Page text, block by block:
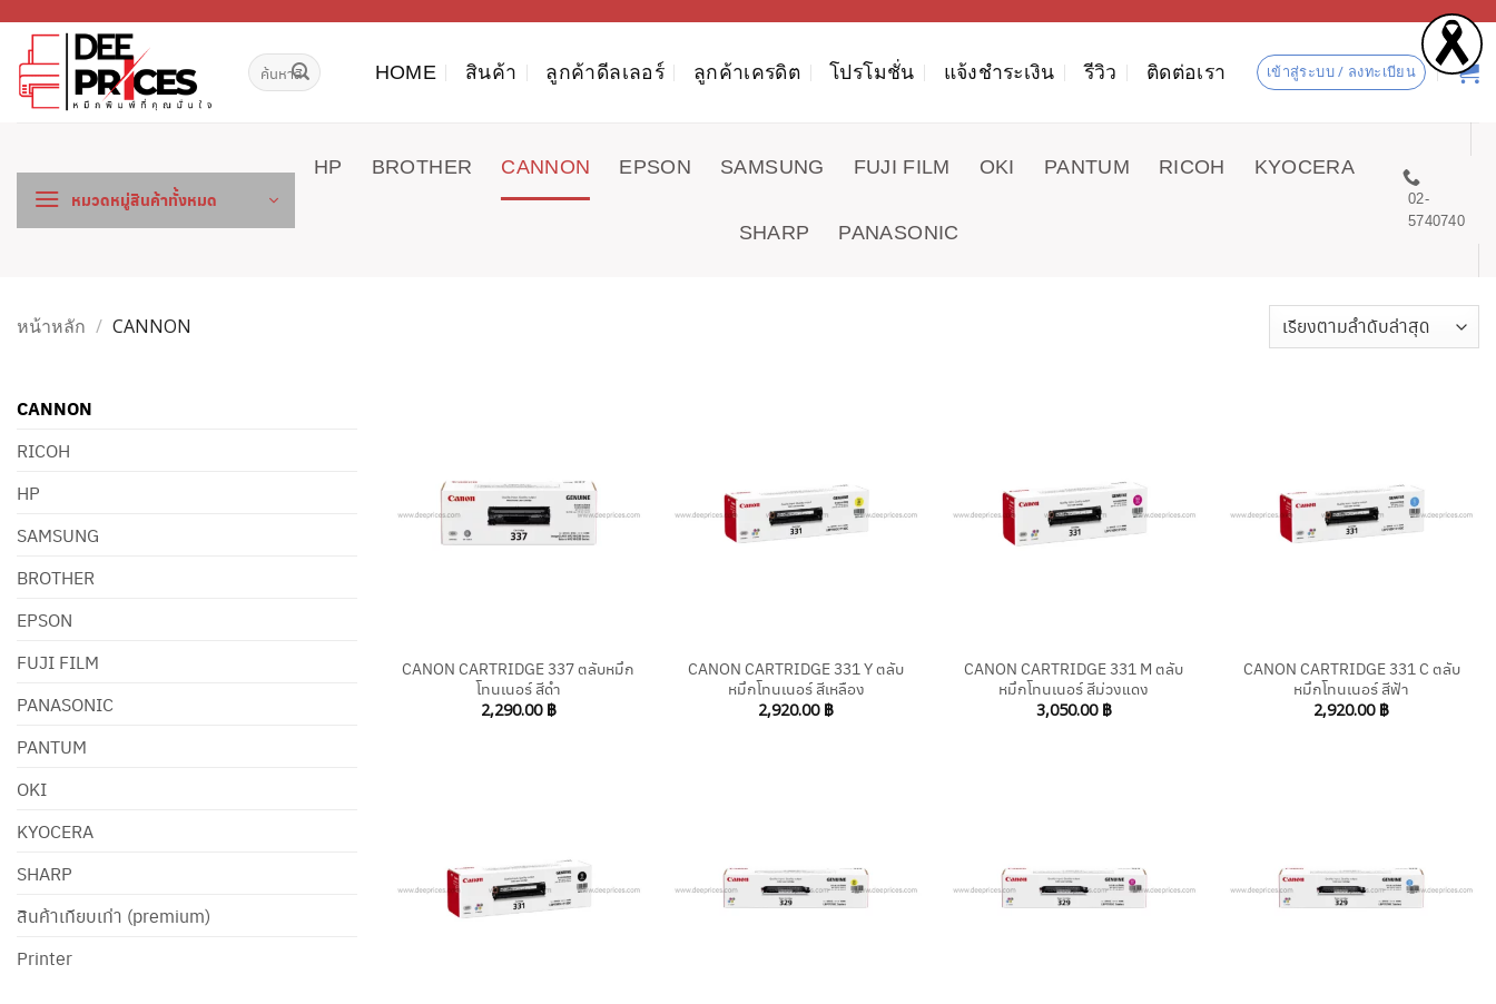
เนื้อหา
ค้นหา: HOME สินค้า ลูกค้าดีลเลอร์ ลูกค้าเครดิต โปรโมชั่น แจ้งชำระเงิน รีวิว ติดต่อเรา เข้าสู่ระบบ / ลงทะเบียน
หมวดหมู่สินค้าทั้งหมด
HP BROTHER CANNON EPSON SAMSUNG FUJI FILM OKI PANTUM RICOH KYOCERA
SHARP PANASONIC
02-
5740740
หน้าหลัก / CANNON
CANNON
RICOH
HP
SAMSUNG
BROTHER
EPSON
FUJI FILM
PANASONIC
PANTUM
OKI
KYOCERA
SHARP
สินค้าเทียบเท่า (premium)
Printer
CANON CARTRIDGE 337 ตลับหมึก
โทนเนอร์ สีดำ
2,290.00 ฿
CANON CARTRIDGE 331 Y ตลับ
หมึกโทนเนอร์ สีเหลือง
2,920.00 ฿
CANON CARTRIDGE 331 M ตลับ
หมึกโทนเนอร์ สีม่วงแดง
3,050.00 ฿
CANON CARTRIDGE 331 C ตลับ
หมึกโทนเนอร์ สีฟ้า
2,920.00 ฿